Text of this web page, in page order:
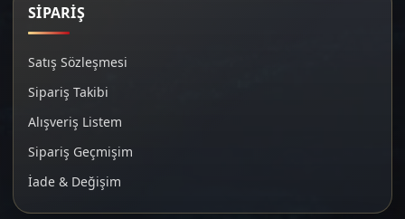
SİPARİŞ
Satış Sözleşmesi
Sipariş Takibi
Alışveriş Listem
Sipariş Geçmişim
İade & Değişim